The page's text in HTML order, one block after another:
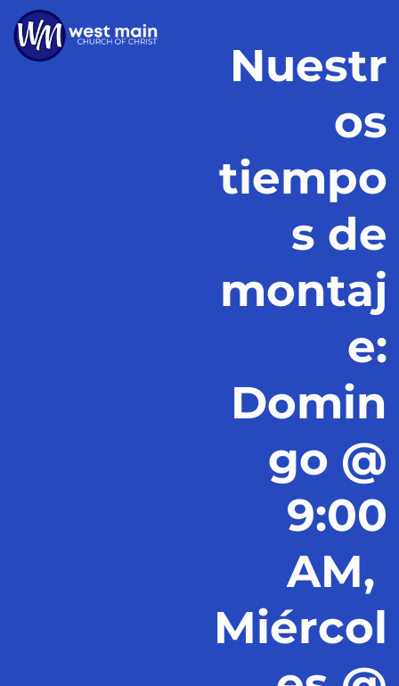
Nuestr
os
tiempo
s de
montaj
e:
Domin
go @
9:00
AM,
Miércol